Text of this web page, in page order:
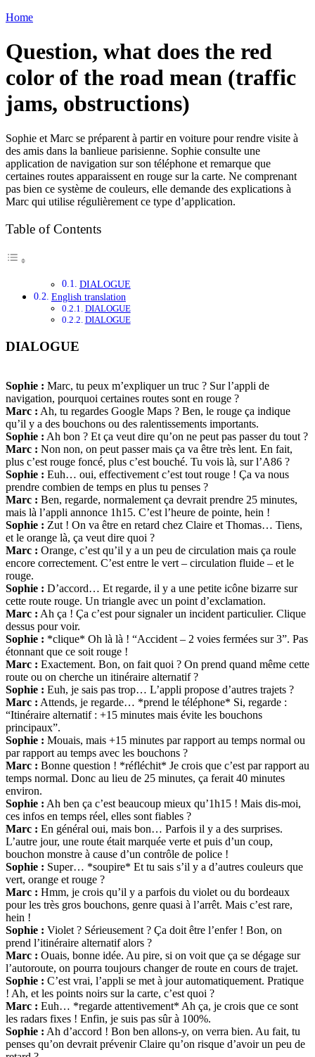
Home
Question, what does the red
color of the road mean (traffic
jams, obstructions)
Sophie et Marc se préparent à partir en voiture pour rendre visite à
des amis dans la banlieue parisienne. Sophie consulte une
application de navigation sur son téléphone et remarque que
certaines routes apparaissent en rouge sur la carte. Ne comprenant
pas bien ce système de couleurs, elle demande des explications à
Marc qui utilise régulièrement ce type d’application.
Table of Contents
DIALOGUE
English translation
DIALOGUE
DIALOGUE
DIALOGUE
Sophie : Marc, tu peux m’expliquer un truc ? Sur l’appli de
navigation, pourquoi certaines routes sont en rouge ?
Marc : Ah, tu regardes Google Maps ? Ben, le rouge ça indique
qu’il y a des bouchons ou des ralentissements importants.
Sophie : Ah bon ? Et ça veut dire qu’on ne peut pas passer du tout ?
Marc : Non non, on peut passer mais ça va être très lent. En fait,
plus c’est rouge foncé, plus c’est bouché. Tu vois là, sur l’A86 ?
Sophie : Euh… oui, effectivement c’est tout rouge ! Ça va nous
prendre combien de temps en plus tu penses ?
Marc : Ben, regarde, normalement ça devrait prendre 25 minutes,
mais là l’appli annonce 1h15. C’est l’heure de pointe, hein !
Sophie : Zut ! On va être en retard chez Claire et Thomas… Tiens,
et le orange là, ça veut dire quoi ?
Marc : Orange, c’est qu’il y a un peu de circulation mais ça roule
encore correctement. C’est entre le vert – circulation fluide – et le
rouge.
Sophie : D’accord… Et regarde, il y a une petite icône bizarre sur
cette route rouge. Un triangle avec un point d’exclamation.
Marc : Ah ça ! Ça c’est pour signaler un incident particulier. Clique
dessus pour voir.
Sophie : *clique* Oh là là ! “Accident – 2 voies fermées sur 3”. Pas
étonnant que ce soit rouge !
Marc : Exactement. Bon, on fait quoi ? On prend quand même cette
route ou on cherche un itinéraire alternatif ?
Sophie : Euh, je sais pas trop… L’appli propose d’autres trajets ?
Marc : Attends, je regarde… *prend le téléphone* Si, regarde :
“Itinéraire alternatif : +15 minutes mais évite les bouchons
principaux”.
Sophie : Mouais, mais +15 minutes par rapport au temps normal ou
par rapport au temps avec les bouchons ?
Marc : Bonne question ! *réfléchit* Je crois que c’est par rapport au
temps normal. Donc au lieu de 25 minutes, ça ferait 40 minutes
environ.
Sophie : Ah ben ça c’est beaucoup mieux qu’1h15 ! Mais dis-moi,
ces infos en temps réel, elles sont fiables ?
Marc : En général oui, mais bon… Parfois il y a des surprises.
L’autre jour, une route était marquée verte et puis d’un coup,
bouchon monstre à cause d’un contrôle de police !
Sophie : Super… *soupire* Et tu sais s’il y a d’autres couleurs que
vert, orange et rouge ?
Marc : Hmm, je crois qu’il y a parfois du violet ou du bordeaux
pour les très gros bouchons, genre quasi à l’arrêt. Mais c’est rare,
hein !
Sophie : Violet ? Sérieusement ? Ça doit être l’enfer ! Bon, on
prend l’itinéraire alternatif alors ?
Marc : Ouais, bonne idée. Au pire, si on voit que ça se dégage sur
l’autoroute, on pourra toujours changer de route en cours de trajet.
Sophie : C’est vrai, l’appli se met à jour automatiquement. Pratique
! Ah, et les points noirs sur la carte, c’est quoi ?
Marc : Euh… *regarde attentivement* Ah ça, je crois que ce sont
les radars fixes ! Enfin, je suis pas sûr à 100%.
Sophie : Ah d’accord ! Bon ben allons-y, on verra bien. Au fait, tu
penses qu’on devrait prévenir Claire qu’on risque d’avoir un peu de